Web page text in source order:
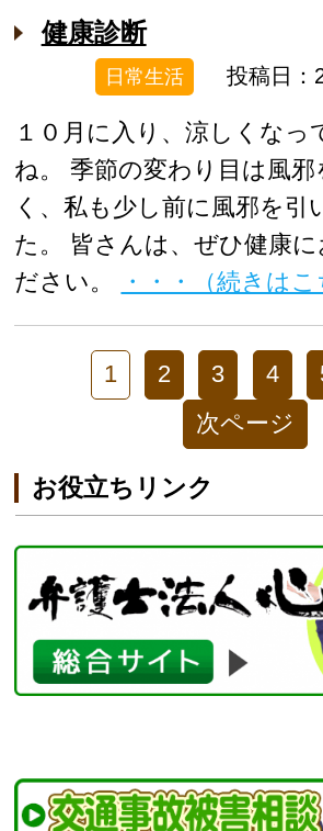
健康診断
日常生活 投稿日：
１０月に入り、涼しくなっ
ね。 季節の変わり目は風
く、私も少し前に風邪を引
た。 皆さんは、ぜひ健康に
ださい。
・・・（続きはこ
1 2 3 4
次ページ
お役立ちリンク